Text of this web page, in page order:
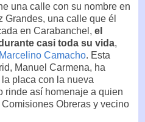
una calle con su nombre en
Grandes, una calle que él
en Carabanchel, el
casi toda su vida,
Camacho. Esta
Manuel Carmena, ha
placa con la nueva
rinde así homenaje a quien
Obreras y vecino